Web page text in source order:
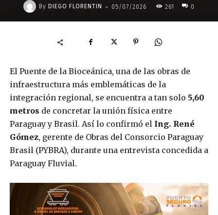
By DIEGO FLORENTIN - 05/07/2026 261 0
El Puente de la Bioceánica, una de las obras de
infraestructura más emblemáticas de la
integración regional, se encuentra a tan solo 5,60
metros de concretar la unión física entre
Paraguay y Brasil. Así lo confirmó el Ing. René
Gómez, gerente de Obras del Consorcio Paraguay
Brasil (PYBRA), durante una entrevista concedida a
Paraguay Fluvial.